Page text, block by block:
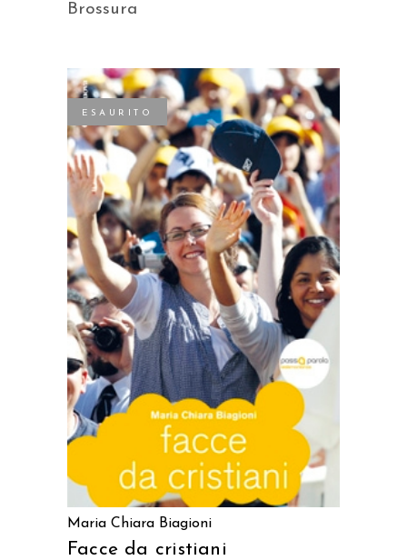
Brossura
ESAURITO
LEGGI TUTTO
Maria Chiara Biagioni
Facce da cristiani